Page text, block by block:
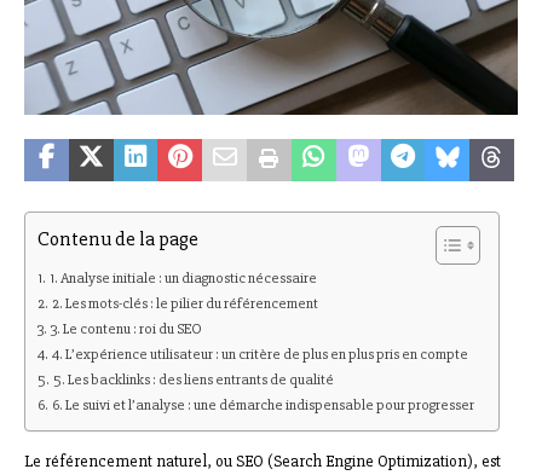
Contenu de la page
1. Analyse initiale : un diagnostic nécessaire
2. Les mots-clés : le pilier du référencement
3. Le contenu : roi du SEO
4. L’expérience utilisateur : un critère de plus en plus pris en compte
5. Les backlinks : des liens entrants de qualité
6. Le suivi et l’analyse : une démarche indispensable pour progresser
Le référencement naturel, ou SEO (Search Engine Optimization), est